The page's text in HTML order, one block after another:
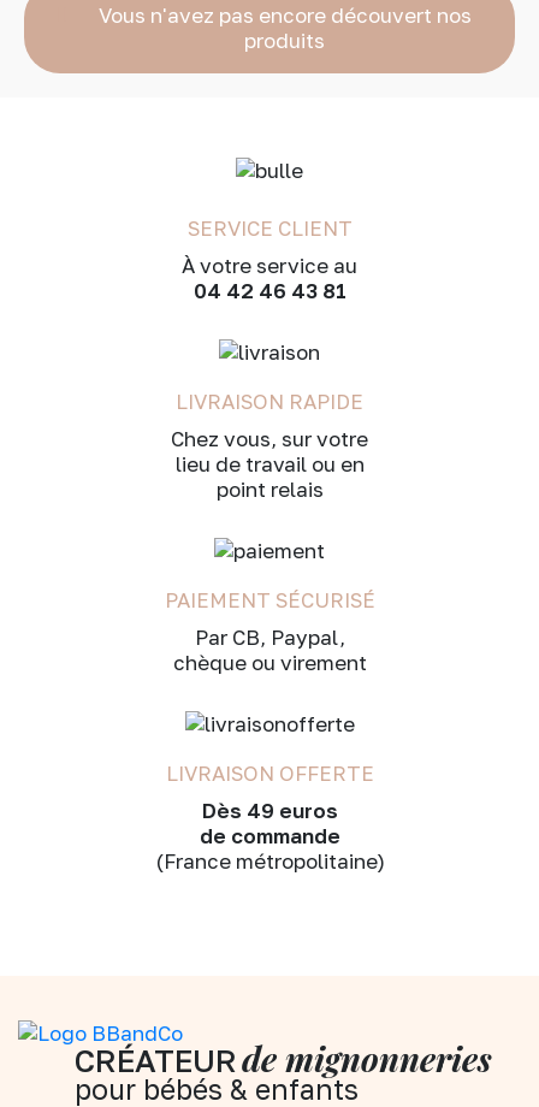
Vous n'avez pas encore découvert nos
produits
SERVICE CLIENT
À votre service au
04 42 46 43 81
LIVRAISON RAPIDE
Chez vous, sur votre
lieu de travail ou en
point relais
PAIEMENT SÉCURISÉ
Par CB, Paypal,
chèque ou virement
LIVRAISON OFFERTE
Dès 49 euros
de commande
(France métropolitaine)
CRÉATEURde mignonneries
pour bébés & enfants